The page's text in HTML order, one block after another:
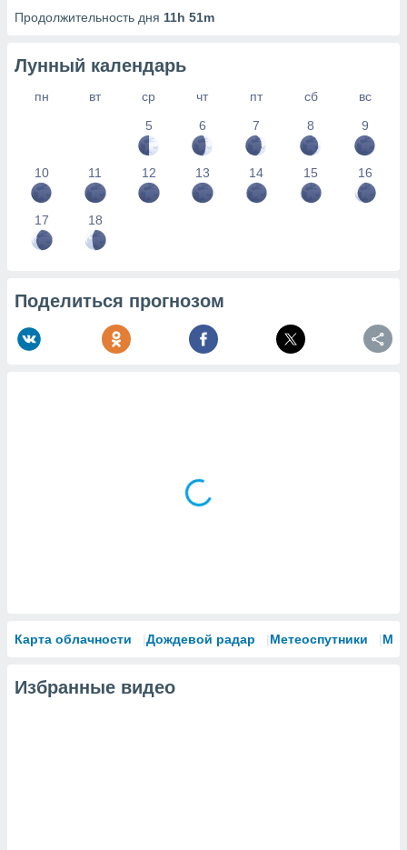
Продолжительность дня 11h 51m
Лунный календарь
пн вт ср чт пт сб
вс
5
6 7 8 9
10 11 12 13 14 15 16
17 18
Поделиться прогнозом
Карта облачности Дождевой радар Метеоспутники
Избранные видео